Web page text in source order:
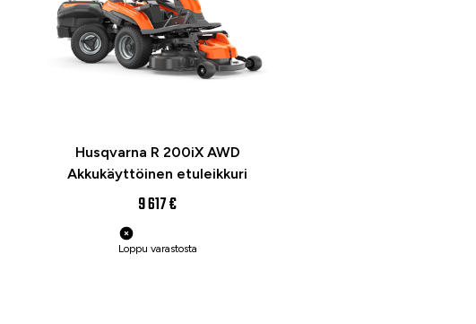
Husqvarna R 200iX AWD
Akkukäyttöinen etuleikkuri
9 617 €
Loppu varastosta